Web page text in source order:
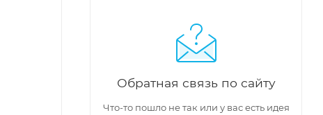
Обратная связь по сайту
Что-то пошло не так или у вас есть идея